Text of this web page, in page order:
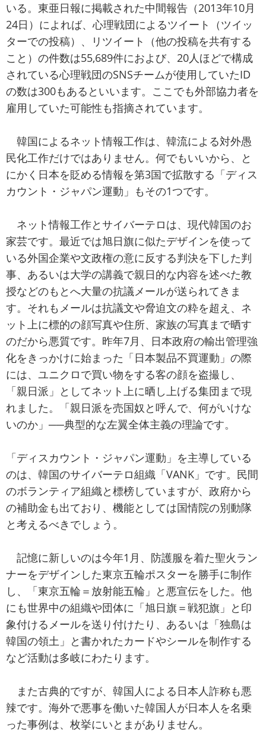
いる。東亜日報に掲載された中間報告（2013年10月
24日）によれば、心理戦団によるツイート（ツイッ
ターでの投稿）、リツイート（他の投稿を共有する
こと）の件数は55,689件におよび、20人ほどで構成
されている心理戦団のSNSチームが使用していたID
の数は300もあるといいます。ここでも外部協力者を
雇用していた可能性も指摘されています。
韓国によるネット情報工作は、韓流による対外愚
民化工作だけではありません。何でもいいから、と
にかく日本を貶める情報を第3国で拡散する「ディス
カウント・ジャパン運動」もその1つです。
ネット情報工作とサイバーテロは、現代韓国のお
家芸です。最近では旭日旗に似たデザインを使って
いる外国企業や文政権の意に反する判決を下した判
事、あるいは大学の講義で親日的な内容を述べた教
授などのもとへ大量の抗議メールが送られてきま
す。それもメールは抗議文や脅迫文の粋を超え、ネ
ット上に標的の顔写真や住所、家族の写真まで晒す
のだから悪質です。昨年7月、日本政府の輸出管理強
化をきっかけに始まった「日本製品不買運動」の際
には、ユニクロで買い物をする客の顔を盗撮し、
「親日派」としてネット上に晒し上げる集団まで現
れました。「親日派を売国奴と呼んで、何がいけな
いのか」──典型的な左翼全体主義の理論です。
「ディスカウント・ジャパン運動」を主導している
のは、韓国のサイバーテロ組織「VANK」です。民間
のボランティア組織と標榜していますが、政府から
の補助金も出ており、機能としては国情院の別動隊
と考えるべきでしょう。
記憶に新しいのは今年1月、防護服を着た聖火ラン
ナーをデザインした東京五輪ポスターを勝手に制作
し、「東京五輪＝放射能五輪」と悪宣伝をした。他
にも世界中の組織や団体に「旭日旗＝戦犯旗」と印
象付けるメールを送り付けたり、あるいは「独島は
韓国の領土」と書かれたカードやシールを制作する
など活動は多岐にわたります。
また古典的ですが、韓国人による日本人詐称も悪
辣です。海外で悪事を働いた韓国人が日本人を名乗
った事例は、枚挙にいとまがありません。